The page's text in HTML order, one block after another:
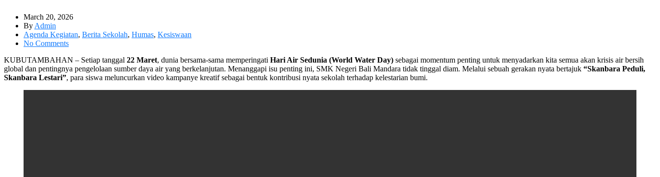
March 20, 2026
By Admin
Agenda Kegiatan, Berita Sekolah, Humas, Kesiswaan
No Comments
KUBUTAMBAHAN – Setiap tanggal 22 Maret, dunia bersama-sama memperingati Hari Air Sedunia (World Water Day) sebagai momentum penting untuk menyadarkan kita semua akan krisis air bersih
global dan pentingnya pengelolaan sumber daya air yang berkelanjutan. Menanggapi isu penting ini, SMK Negeri Bali Mandara tidak tinggal diam. Melalui sebuah gerakan nyata bertajuk “Skanbara Peduli,
Skanbara Lestari”, para siswa meluncurkan video kampanye kreatif sebagai bentuk kontribusi nyata sekolah terhadap kelestarian bumi.